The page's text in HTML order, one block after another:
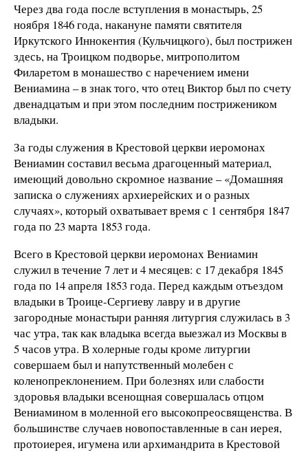
Через два года после вступления в монастырь, 25
ноября 1846 года, накануне памяти святителя
Иркутского Иннокентия (Кульчицкого), был пострижен
здесь, на Троицком подворье, митрополитом
Филаретом в монашество с наречением имени
Вениамина – в знак того, что отец Виктор был по счету
двенадцатым и при этом последним пострижеником
владыки.
За годы служения в Крестовой церкви иеромонах
Вениамин составил весьма драгоценный материал,
имеющий довольно скромное название – «Домашняя
записка о служениях архиерейских и о разных
случаях», который охватывает время с 1 сентября 1847
года по 23 марта 1853 года.
Всего в Крестовой церкви иеромонах Вениамин
служил в течение 7 лет и 4 месяцев: с 17 декабря 1845
года по 14 апреля 1853 года. Перед каждым отъездом
владыки в Троице-Сергиеву лавру и в другие
загородные монастыри ранняя литургия служилась в 3
час утра, так как владыка всегда выезжал из Москвы в
5 часов утра. В холерные годы кроме литургии
совершаем был и напутственный молебен с
коленопреклонением. При болезнях или слабости
здоровья владыки всенощная совершалась отцом
Вениамином в моленной его высокопреосвященства. В
большинстве случаев новопоставленные в сан иерея,
протоиерея, игумена или архимандрита в Крестовой